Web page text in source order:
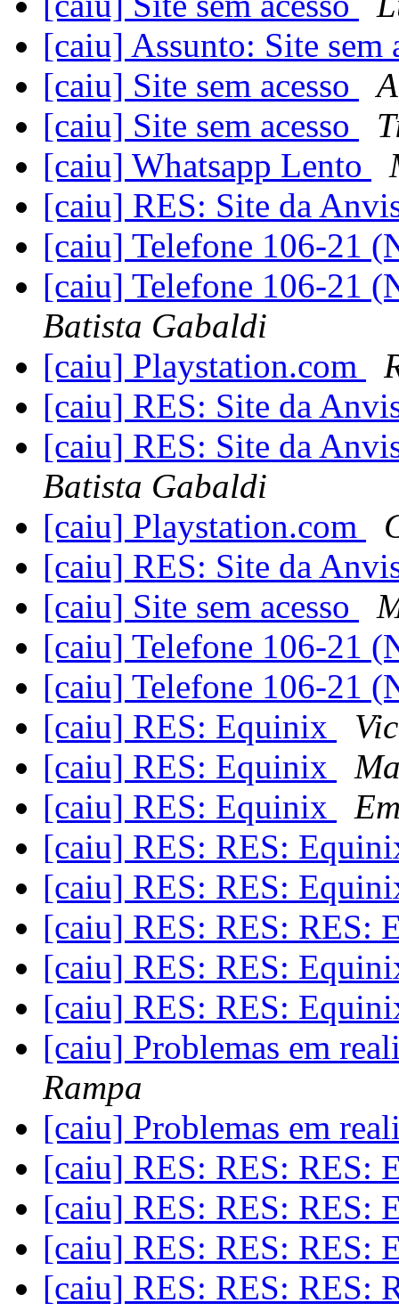
[caiu] Assunto: Site sem
[caiu] Site sem acesso
[caiu] Site sem acesso
[caiu] Whatsapp Lento
[caiu] RES: Site da
[caiu] Telefone 106-21
[caiu] Telefone 106-21
Batista Gabaldi
[caiu] Playstation.com
[caiu] RES: Site da
[caiu] RES: Site da
Batista Gabaldi
[caiu] Playstation.com
[caiu] RES: Site da
[caiu] Site sem acesso
[caiu] Telefone 106-21
[caiu] Telefone 106-21
[caiu] RES: Equinix
[caiu] RES: Equinix
[caiu] RES: Equinix
[caiu] RES: RES:
[caiu] RES: RES:
[caiu] RES: RES: RES:
[caiu] RES: RES:
[caiu] RES: RES:
[caiu] Problemas em
Rampa
[caiu] Problemas em
[caiu] RES: RES: RES:
[caiu] RES: RES: RES:
[caiu] RES: RES: RES:
[caiu] RES: RES: RES: